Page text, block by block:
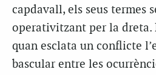
capdavall, els seus termes
operativitzant per la dreta.
quan esclata un conflicte
bascular entre les